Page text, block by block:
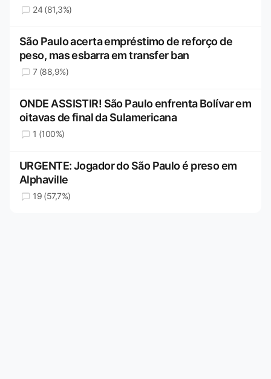
24 (81,3%)
São Paulo acerta empréstimo de reforço de
peso, mas esbarra em transfer ban
7 (88,9%)
ONDE ASSISTIR! São Paulo enfrenta Bolívar em
oitavas de final da Sulamericana
1 (100%)
URGENTE: Jogador do São Paulo é preso em
Alphaville
19 (57,7%)